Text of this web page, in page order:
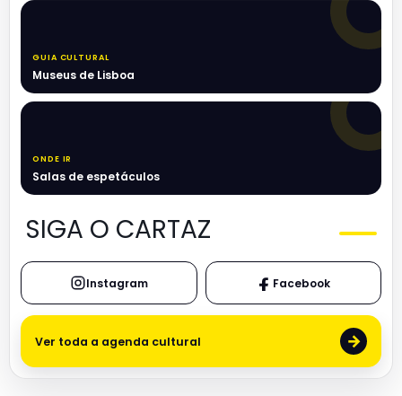
GUIA CULTURAL
Museus de Lisboa
ONDE IR
Salas de espetáculos
SIGA O CARTAZ
Instagram Facebook
Ver toda a agenda cultural →